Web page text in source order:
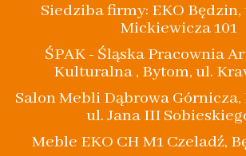
Siedziba firmy: EKO
Mickiewicza 101
ŚPAK - Śląska Pracownia
Kulturalna , Bytom, ul.
Salon Mebli Dąbrowa Górnicza,
ul. Jana III
Meble EKO CH M1 Czeladź,